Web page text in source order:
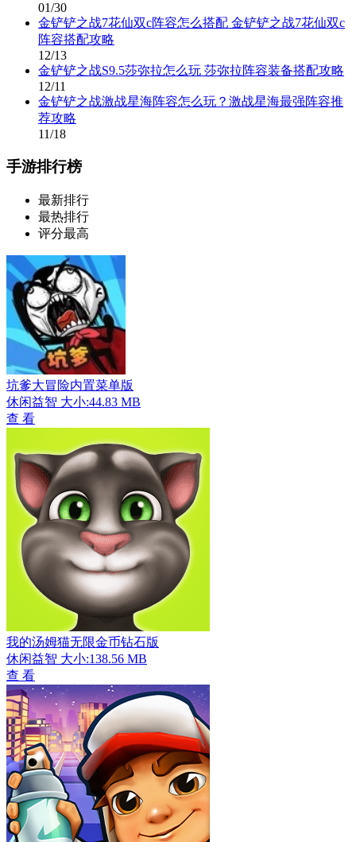
01/30
金铲铲之战7花仙双c阵容怎么搭配 金铲铲之战7花仙双c
阵容搭配攻略
12/13
金铲铲之战S9.5莎弥拉怎么玩 莎弥拉阵容装备搭配攻略
12/11
金铲铲之战激战星海阵容怎么玩？激战星海最强阵容推
荐攻略
11/18
手游排行榜
最新排行
最热排行
评分最高
坑爹大冒险内置菜单版
休闲益智 大小:44.83 MB
查 看
我的汤姆猫无限金币钻石版
休闲益智 大小:138.56 MB
查 看